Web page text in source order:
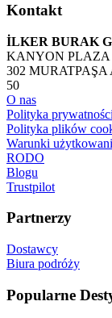
Kontakt
İLKER BURAK
KANYON PLAZA
302 MURATPAŞA
50
O nas
Polityka prywatności
Polityka plików
Warunki
RODO
Blogu
Trustpilot
Partnerzy
Dostawcy
Biura podróży
Popularne